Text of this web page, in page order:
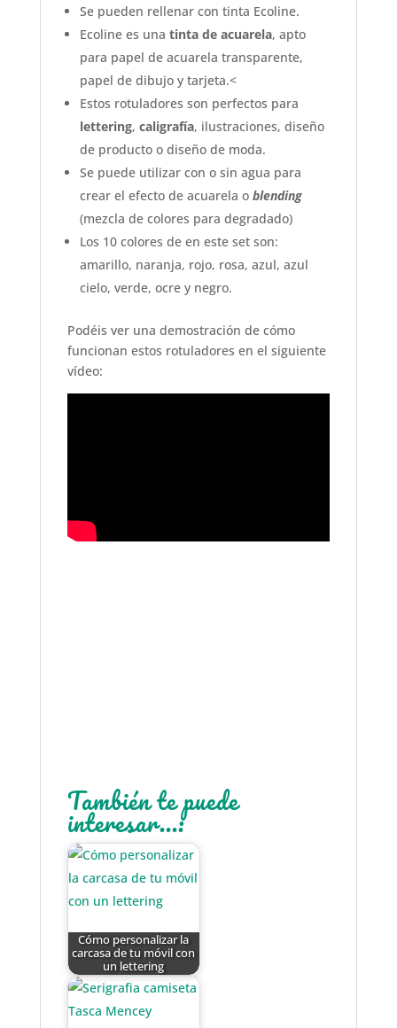
Se pueden rellenar con tinta Ecoline.
Ecoline es una tinta de acuarela, apto
para papel de acuarela transparente,
papel de dibujo y tarjeta.<
Estos rotuladores son perfectos para
lettering, caligrafía, ilustraciones, diseño
de producto o diseño de moda.
Se puede utilizar con o sin agua para
crear el efecto de acuarela o blending
(mezcla de colores para degradado)
Los 10 colores de en este set son:
amarillo, naranja, rojo, rosa, azul, azul
cielo, verde, ocre y negro.
Podéis ver una demostración de cómo
funcionan estos rotuladores en el siguiente
vídeo:
También te puede
interesar...:
Cómo personalizar la
carcasa de tu móvil con
un lettering